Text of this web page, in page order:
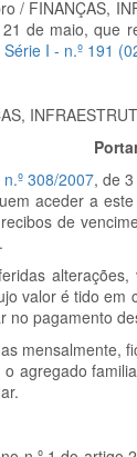
/ FINANÇAS,
de maio, que
Série I - n.º 191
308/2007, de
aceder a
de
valor é tido
no pagamento
mensalmente,
agregado